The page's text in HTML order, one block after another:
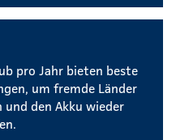
pro Jahr bieten beste
um fremde Länder
und den Akku wieder